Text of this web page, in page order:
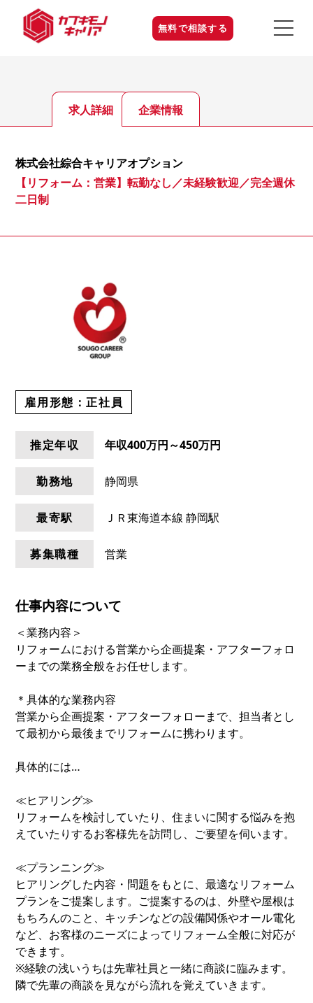
無料で相談する
求人詳細 企業情報
株式会社綜合キャリアオプション
【リフォーム：営業】転勤なし／未経験歓迎／完全週休
二日制
雇用形態：正社員
推定年収 年収400万円～450万円
勤務地 静岡県
最寄駅 ＪＲ東海道本線 静岡駅
募集職種 営業
仕事内容について
＜業務内容＞
リフォームにおける営業から企画提案・アフターフォロ
ーまでの業務全般をお任せします。
＊具体的な業務内容
営業から企画提案・アフターフォローまで、担当者とし
て最初から最後までリフォームに携わります。
具体的には…
≪ヒアリング≫
リフォームを検討していたり、住まいに関する悩みを抱
えていたりするお客様先を訪問し、ご要望を伺います。
≪プランニング≫
ヒアリングした内容・問題をもとに、最適なリフォーム
プランをご提案します。ご提案するのは、外壁や屋根は
もちろんのこと、キッチンなどの設備関係やオール電化
など、お客様のニーズによってリフォーム全般に対応が
できます。
※経験の浅いうちは先輩社員と一緒に商談に臨みます。
隣で先輩の商談を見ながら流れを覚えていきます。